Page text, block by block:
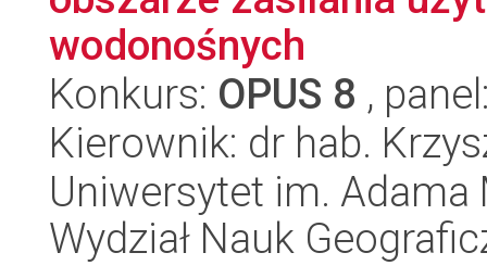
wodonośnych
Konkurs: OPUS 8 ,
Kierownik: dr hab.
Uniwersytet im.
Wydział Nauk